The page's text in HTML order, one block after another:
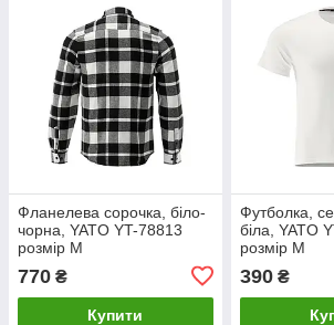
Фланелева сорочка, біло-
чорна, YATO YT-78813
розмір M
770 ₴
Купити
Футболка,
біла, YATO
розмір M
390₴